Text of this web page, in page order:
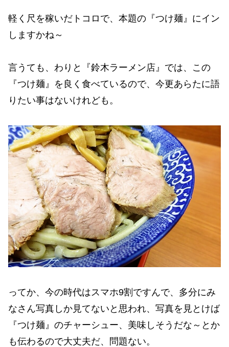
軽く尺を稼いだトコロで、本題の『つけ麺』にイン
しますかね～
言うても、わりと『鈴木ラーメン店』では、この
『つけ麺』を良く食べているので、今更あらたに語
りたい事はないけれども。
ってか、今の時代はスマホ9割ですんで、多分にみ
なさん写真しか見てないと思われ、写真を見とけば
『つけ麺』のチャーシュー、美味しそうだな～とか
も伝わるので大丈夫だ、問題ない。